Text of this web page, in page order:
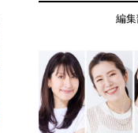
編